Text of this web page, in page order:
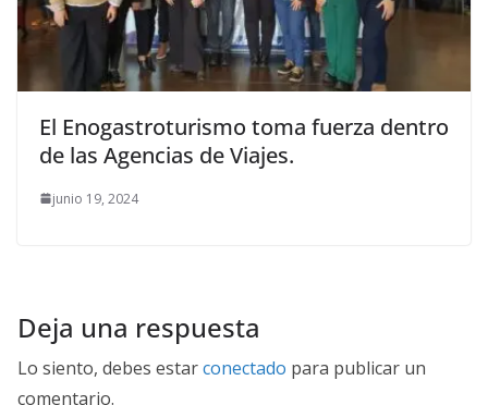
El Enogastroturismo toma fuerza dentro
de las Agencias de Viajes.
junio 19, 2024
Deja una respuesta
Lo siento, debes estarconectado para publicar un
comentario.